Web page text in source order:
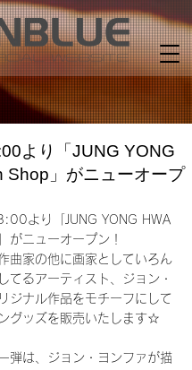
より「JUNG YONG
Shop」がニューオープ
より「JUNG YONG HWA
がニューオープン！
曲家の他に画家としていろん
てるアーティスト、ジョン・
ジナル作品をモチーフにして
グッズを販売いたします☆
弾は、ジョン・ヨンファが描